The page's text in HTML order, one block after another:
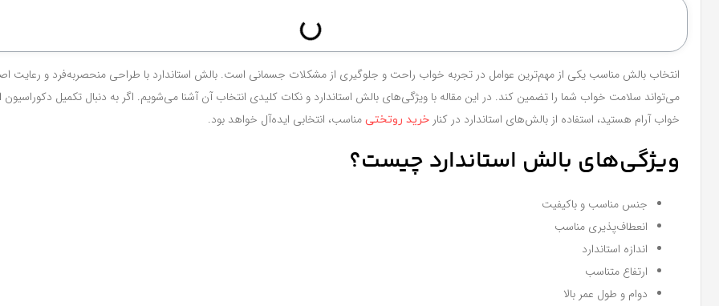
انتخاب بالش مناسب یکی از مهم‌ترین عوامل در تجربه خواب راحت و جلوگیری از مشکلات جسمانی است. بالش استاندارد با طراحی منحصربه‌فرد و رعایت
می‌تواند سلامت خواب شما را تضمین کند. در این مقاله با ویژگی‌های بالش استاندارد و نکات کلیدی انتخاب آن آشنا می‌شویم. اگر به دنبال تکمیل دکوراسیون
خواب آرام هستید، استفاده از بالش‌های استاندارد در کنار خرید روتختی مناسب، انتخابی ایده‌آل خواهد بود.
ویژگی‌های بالش استاندارد چیست؟
جنس مناسب و باکیفیت
انعطاف‌پذیری مناسب
اندازه استاندارد
ارتفاع متناسب
دوام و طول عمر بالا